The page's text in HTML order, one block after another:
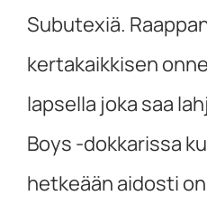
Subutexiä.
kertakaikkisen
lapsella joka saa
Boys -dokkarissa
hetkeään aidosti